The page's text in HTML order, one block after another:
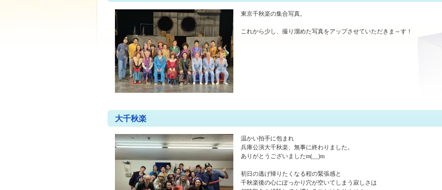
東京千秋楽の集合写真。
これから少し、撮り溜めた写真をアップさせていただきま～す！
大千秋楽
温かい拍手に包まれ
兵庫公演大千秋楽、無事に終わりました。
ありがとうございましたm(__)m
初日の逃げ帰りたくなる程の緊張感と
千秋楽後の心にぽっかり穴が空いてしまう寂しさは